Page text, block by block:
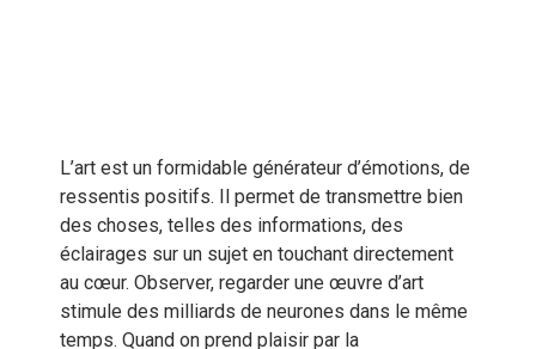
L’art est un formidable générateur d’émotions, de
ressentis positifs. Il permet de transmettre bien
des choses, telles des informations, des
éclairages sur un sujet en touchant directement
au cœur. Observer, regarder une œuvre d’art
stimule des milliards de neurones dans le même
temps. Quand on prend plaisir par la